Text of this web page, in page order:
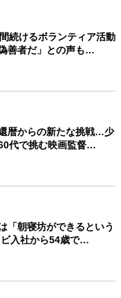
続けるボランティア活動
善者だ」との声も…
暦からの新たな挑戦…少
代で挑む映画監督…
「朝寝坊ができるという
入社から54歳で…